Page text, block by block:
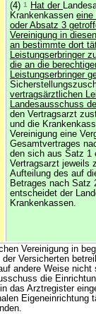
(4) 1 Hat der
Krankenkassen eine
oder Absatz 3
Vereinigung in
an bestimmte dort
Leistungserbringer
die an die
Leistungserbringer
vertragsärztlichen
Landesausschuss
den Vertragsarzt
und die
Vereinigung eine
Gesamtvertrages
den sich aus Satz 1
Vertragsarzt jeweils
Aufteilung des auf
Betrages nach Satz
entscheidet der
Krankenkassen.
Vereinigung in
Versicherten
andere Weise
die
das Arztregister